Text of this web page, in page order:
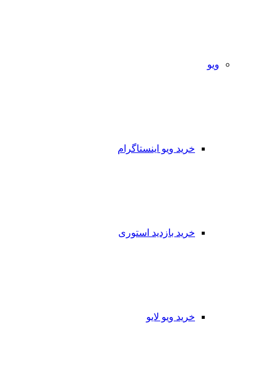
ویو
خرید ویو اینستاگرام
خرید بازدید استوری
خرید ویو لایو